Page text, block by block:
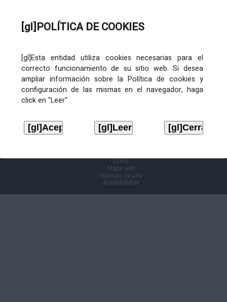
[gl]POLÍTICA DE COOKIES
[gl]Esta entidad utiliza cookies necesarias para el
correcto funcionamiento de su sitio web. Si desea
ampliar información sobre la Política de cookies y
configuración de las mismas en el navegador, haga
click en "Leer"
LOPD
Mapa web
Normas de uso
Accesibilidad